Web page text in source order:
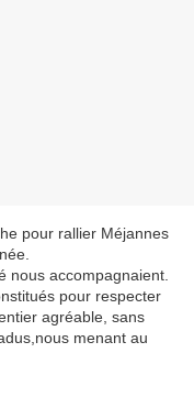
pour rallier Méjannes
nous accompagnaient.
pour respecter
agréable, sans
menant au